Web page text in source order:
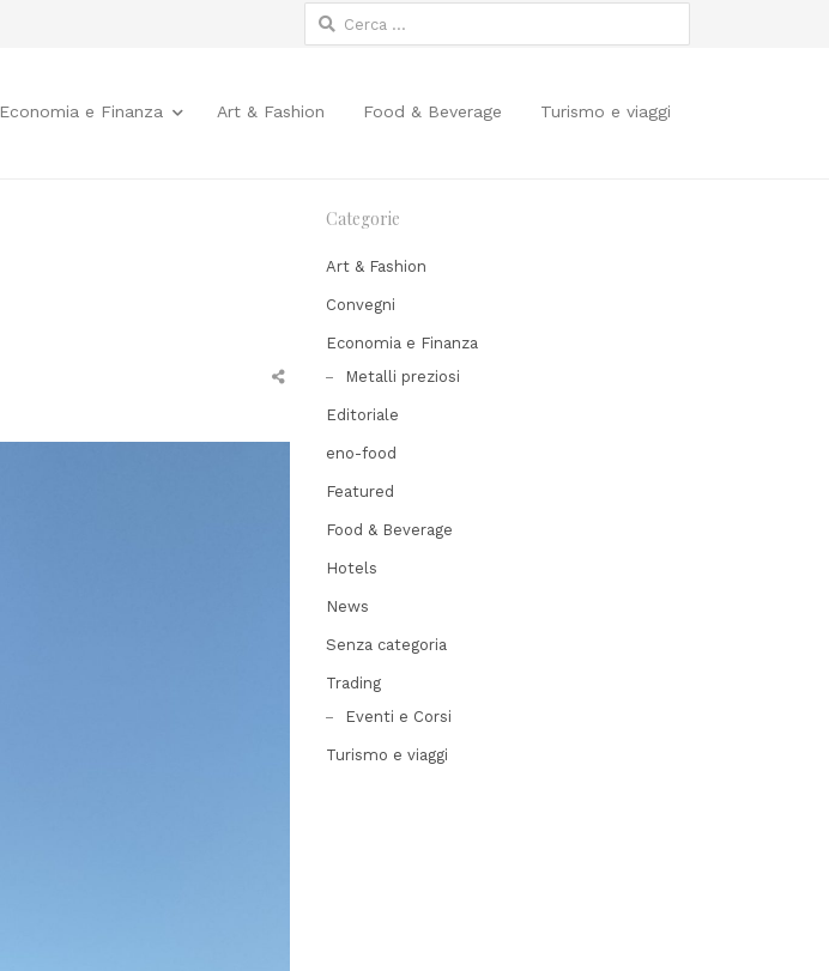
Ricerca
per:
Economia e Finanza Art & Fashion Food & Beverage Turismo e viaggi
Share
Categorie
Art & Fashion
Convegni
Economia e Finanza
Metalli preziosi
Editoriale
eno-food
Featured
Food & Beverage
Hotels
News
Senza categoria
Trading
Eventi e Corsi
Turismo e viaggi